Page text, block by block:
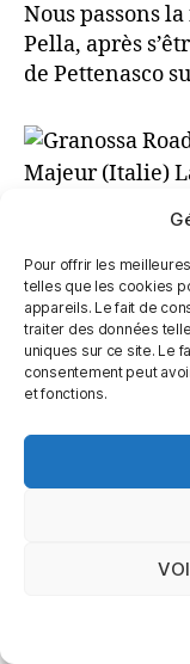
Pour offrir les
telles que les cookies
appareils. Le fait de
traiter des données
uniques sur ce site. Le
consentement peut
et fonctions.
Nous passons
Pella, après
de Pettenasco
Jour 3 :
de notre séjour.
sur les 7 lacs
grandiose. Il
d’été ! Les